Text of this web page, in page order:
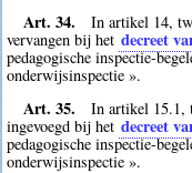
Art. 34.
In artikel 14,
vervangen bij het decreet
pedagogische inspectie-
onderwijsinspectie ».
Art. 35.
In artikel 15.1,
ingevoegd bij het decreet
pedagogische inspectie-
onderwijsinspectie ».